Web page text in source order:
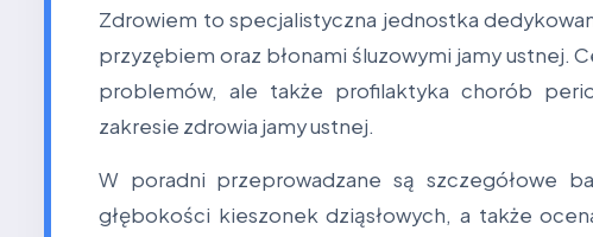
Zdrowiem to specjalistyczna jednostka
przyzębiem oraz błonami śluzowymi jamy ustnej.
problemów, ale także profilaktyka chorób
zakresie zdrowia jamy ustnej.
W poradni przeprowadzane są szczegółowe
głębokości kieszonek dziąsłowych, a także